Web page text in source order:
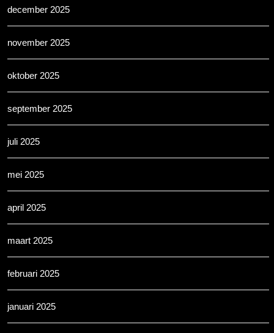
december 2025
november 2025
oktober 2025
september 2025
juli 2025
mei 2025
april 2025
maart 2025
februari 2025
januari 2025